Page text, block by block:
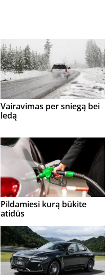
Vairavimas per sniegą bei
ledą
Pildamiesi kurą būkite
atidūs